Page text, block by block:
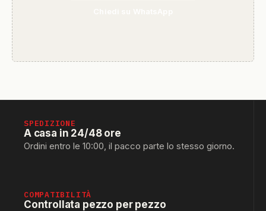
SPEDIZIONE
A casa in 24/48 ore
Ordini entro le 10:00, il pacco parte lo stesso giorno.
COMPATIBILITÀ
Controllata pezzo per pezzo